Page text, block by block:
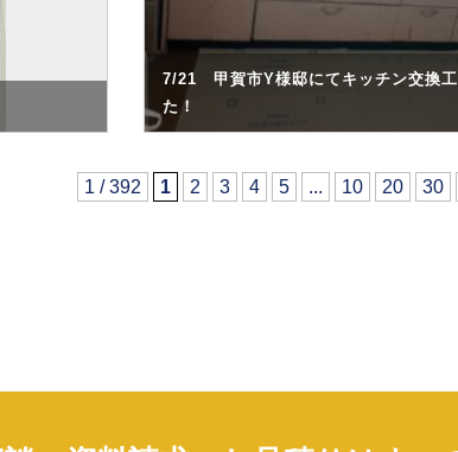
7/21 甲賀市Y様邸にてキッチン交換工
た！
1 / 392 1 2 3 4 5 ... 10 20 30